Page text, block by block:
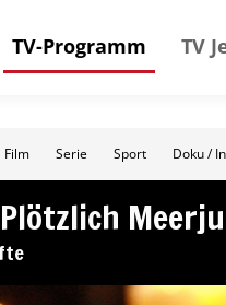
TV-Programm TV
Film Serie Sport Doku /
Plötzlich